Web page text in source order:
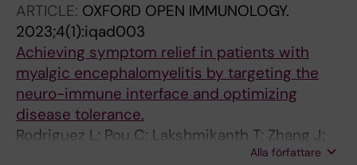
ARTICLE: OXFORD OPEN IMMUNOLOGY.
2023;4(1):iqad003
Achieving symptom relief in patients with
myalgic encephalomyelitis by targeting the
neuro-immune interface and optimizing
disease tolerance.
Rodriguez L; Pou C; Lakshmikanth T; Zhang J;
Mugabo CH; Wang J; Mikes J; Olin A; Chen Y;
Alla författare